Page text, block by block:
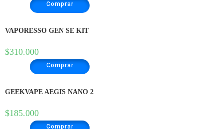
Comprar
VAPORESSO GEN SE KIT
$310.000
Comprar
GEEKVAPE AEGIS NANO 2
$185.000
Comprar